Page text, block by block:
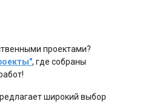
проектами?
, где собраны
широкий выбор